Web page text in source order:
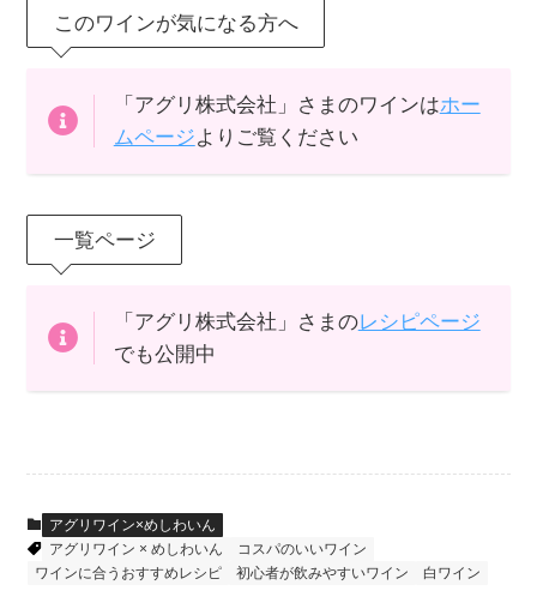
このワインが気になる方へ
「アグリ株式会社」さまのワインはホー
ムページよりご覧ください
一覧ページ
「アグリ株式会社」さまのレシピページ
でも公開中
アグリワイン×めしわいん
アグリワイン × めしわいん
コスパのいいワイン
ワインに合うおすすめレシピ
初心者が飲みやすいワイン 白ワイン